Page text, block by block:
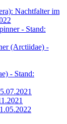
Nachtfalter im
- Stand:
(Arctiidae) -
- Stand: